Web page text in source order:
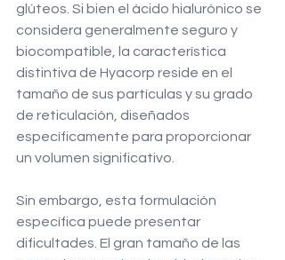
glúteos. Si bien el ácido hialurónico se
considera generalmente seguro y
biocompatible, la característica
distintiva de Hyacorp reside en el
tamaño de sus partículas y su grado
de reticulación, diseñados
específicamente para proporcionar
un volumen significativo.
Sin embargo, esta formulación
específica puede presentar
dificultades. El gran tamaño de las